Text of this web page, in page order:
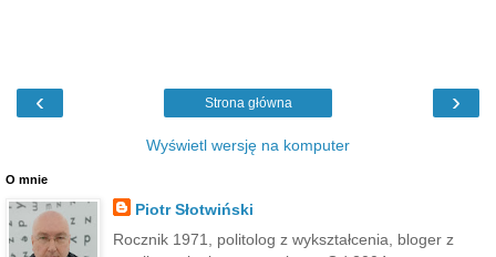
‹ ›
Strona główna
Wyświetl wersję na komputer
O mnie
Piotr Słotwiński
Rocznik 1971, politolog z wykształcenia, bloger z